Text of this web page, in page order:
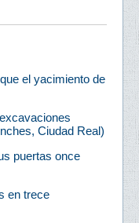
el yacimiento de
Ciudad Real)
puertas once
en trece